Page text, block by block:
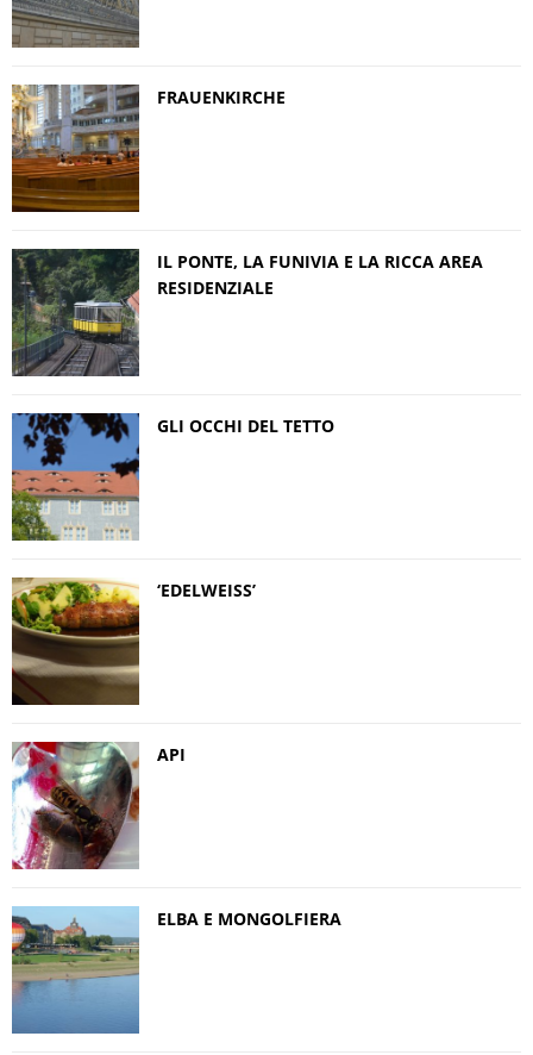
FRAUENKIRCHE
IL PONTE, LA FUNIVIA E LA RICCA AREA
RESIDENZIALE
GLI OCCHI DEL TETTO
‘EDELWEISS’
API
ELBA E MONGOLFIERA